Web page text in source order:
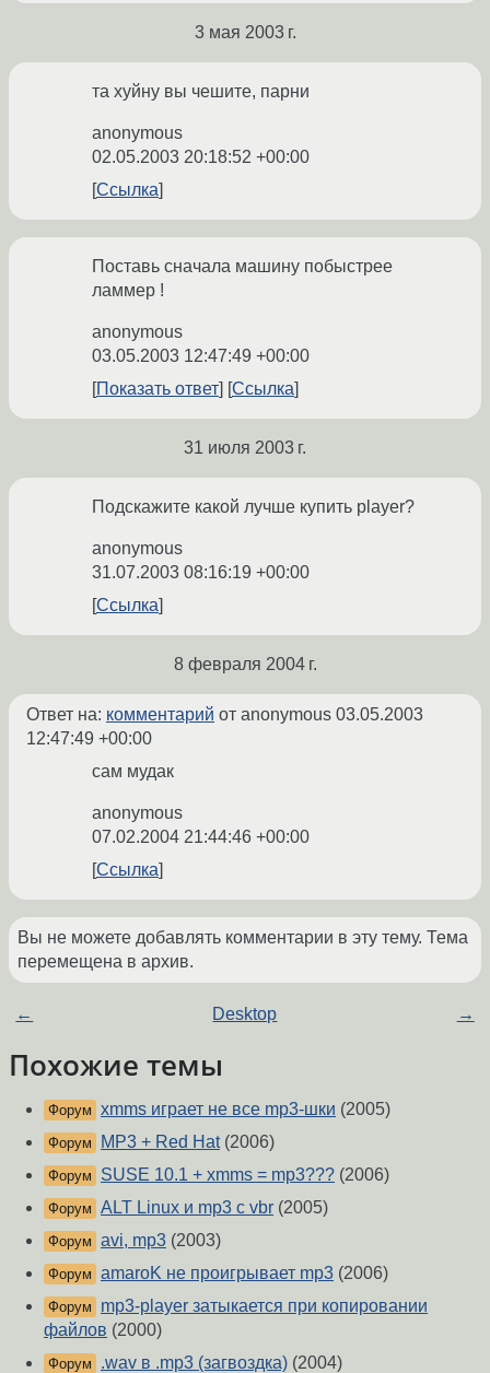
3 мая 2003 г.
та хуйну вы чешите, парни
anonymous
02.05.2003 20:18:52 +00:00
Ссылка
Поставь сначала машину побыстрее
ламмер !
anonymous
03.05.2003 12:47:49 +00:00
Показать ответ
Ссылка
31 июля 2003 г.
Подскажите какой лучше купить player?
anonymous
31.07.2003 08:16:19 +00:00
Ссылка
8 февраля 2004 г.
Ответ на: комментарий от anonymous 03.05.2003
12:47:49 +00:00
сам мудак
anonymous
07.02.2004 21:44:46 +00:00
Ссылка
Вы не можете добавлять комментарии в эту тему. Тема
перемещена в архив.
← Desktop →
Похожие темы
Форум xmms играет не все mp3-шки (2005)
Форум MP3 + Red Hat(2006)
Форум SUSE 10.1 + xmms = mp3??? (2006)
Форум ALT Linux и mp3 c vbr (2005)
Форум avi, mp3 (2003)
Форум amaroK не проигрывает mp3 (2006)
Форум
mp3-player затыкается при копировании
файлов (2000)
Форум .wav в .mp3 (загвоздка) (2004)